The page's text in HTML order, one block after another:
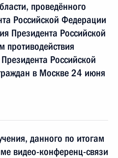
проведённого
Российской Федерации
Президента Российской
Российской
в Москве 24 июня
данного по итогам
видео-конференц-связи